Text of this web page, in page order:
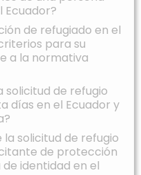
Ecuador?
de refugiado en el
para su
a la normativa
solicitud de refugio
días en el Ecuador y
solicitud de refugio
de protección
identidad en el